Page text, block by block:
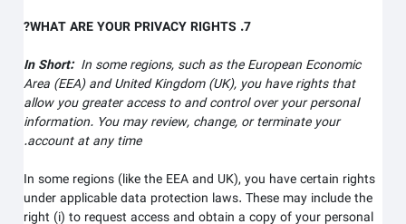
In Short: In some regions, such as the European Economic
Area (EEA) and United Kingdom (UK), you have rights that
allow you greater access to and control over your personal
information.You may review, change, or terminate your
account at any time.
In some regions (like the EEA and UK), you have certain rights
under applicable data protection laws. These may include the
right (i) to request access and obtain a copy of your personal